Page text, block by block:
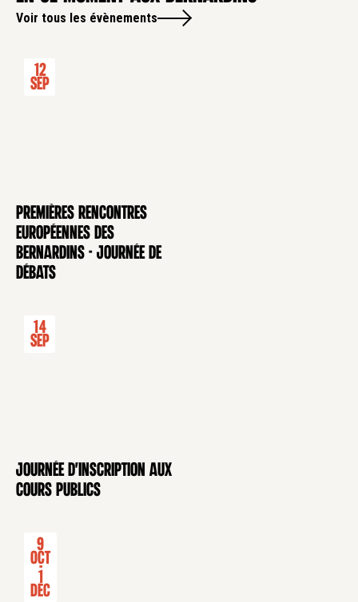
Voir tous les évènements
CONFÉRENCE
12
Sep
Premières rencontres
européennes des
Bernardins - Journée de
débats
CONFÉRENCE
14
Sep
Journée d'inscription aux
cours publics
9
Oct
-
1
Déc